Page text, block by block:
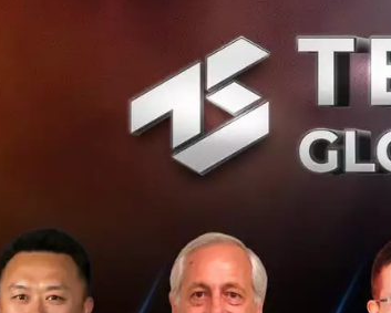
Innovation in Food
ธุรกิจอาหารกับผลกระทบจากการเ
ด้วยการที่คุณยอด
ค่อนข้างคลุ
ช่วยวางแผน แต่มีช่องทางในก
Media ต่างๆ หรือแม้กระทั่ง
ข้างมาก